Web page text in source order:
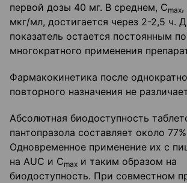
первой дозы 40 мг. В среднем, Сmax,
мкг/мл, достигается через 2-2,5 ч.
показатель остается постоянным
многократного применения
Фармакокинетика после
повторного назначения не
Абсолютная биодоступность
пантопразола составляет около
Одновременное применение их с
на AUC и Сmax и таким образом на
биодоступность. При совместном